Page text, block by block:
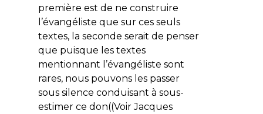
première est de ne construire
l’évangéliste que sur ces seuls
textes, la seconde serait de penser
que puisque les textes
mentionnant l’évangéliste sont
rares, nous pouvons les passer
sous silence conduisant à sous-
estimer ce don((Voir Jacques